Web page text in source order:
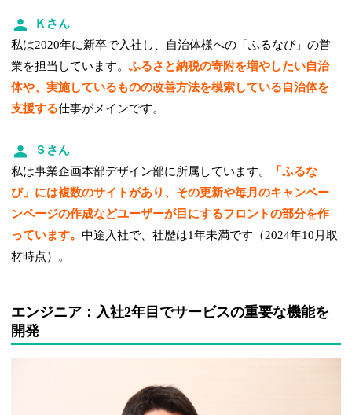
Ｋさん
私は2020年に新卒で入社し、自治体様への「ふるなび」の営
業を担当しています。ふるさと納税の寄附を増やしたい自治
体や、実施しているものの改善方法を模索している自治体を
支援する仕事がメインです。
Ｓさん
私は事業企画本部デザイン部に所属しています。
「ふるな
び」には複数のサイトがあり、その更新や毎月のキャンペー
ンページの作成などユーザーが目にするフロントの部分を作
っています。中途入社で、社歴は1年未満です（2024年10月取
材時点）。
エンジニア：入社2年目でサービスの重要な機能を
開発